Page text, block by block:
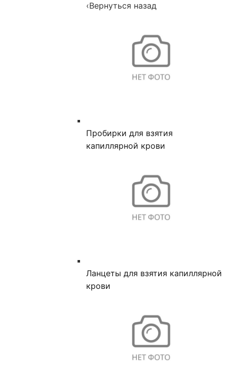
‹Вернуться назад
Пробирки для взятия
капиллярной крови
Ланцеты для взятия капиллярной
крови